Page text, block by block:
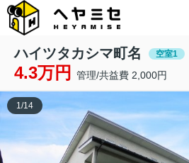
ハイツタカシマ町名 空室1
4.3万円 管理/共益費 2,000円
1/14